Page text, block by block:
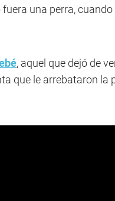
una perra,
, aquel que dejó de
que le arrebataron